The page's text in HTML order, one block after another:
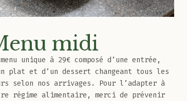
midi
unique à 29€ composé d’une entrée,
plat et d’un dessert changeant tous les
selon nos arrivages. Pour l’adapter à
régime alimentaire, merci de prévenir